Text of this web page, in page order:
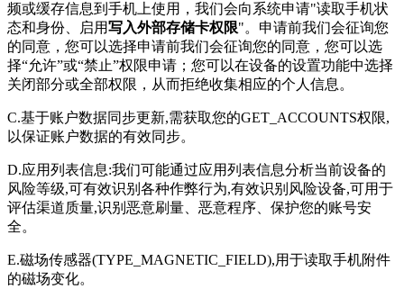
频或缓存信息到手机上使用，我们会向系统申请"读取手机状
态和身份、启用写入外部存储卡权限"。申请前我们会征询您
的同意，您可以选择申请前我们会征询您的同意，您可以选
择“允许”或“禁止”权限申请；您可以在设备的设置功能中选择
关闭部分或全部权限，从而拒绝收集相应的个人信息。
C.基于账户数据同步更新,需获取您的GET_ACCOUNTS权限,
以保证账户数据的有效同步。
D.应用列表信息:我们可能通过应用列表信息分析当前设备的
风险等级,可有效识别各种作弊行为,有效识别风险设备,可用于
评估渠道质量,识别恶意刷量、恶意程序、保护您的账号安
全。
E.磁场传感器(TYPE_MAGNETIC_FIELD),用于读取手机附件
的磁场变化。